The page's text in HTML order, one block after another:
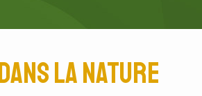
la nature